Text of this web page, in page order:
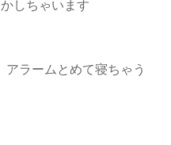
しちゃいます
ラームとめて寝ちゃう